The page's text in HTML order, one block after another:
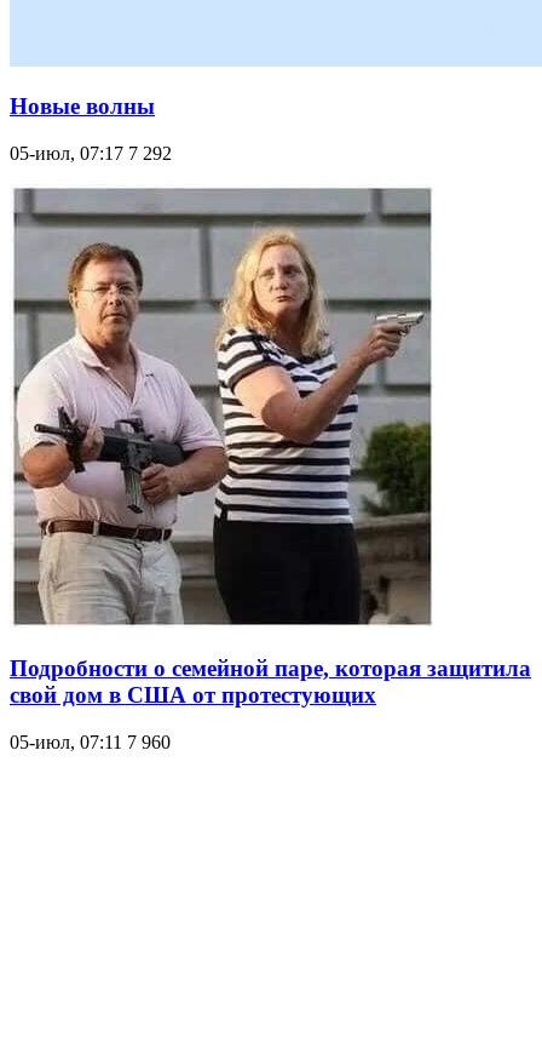
Новые волны
05-июл, 07:17 7 292
Подробности о семейной паре, которая защитила
свой дом в США от протестующих
05-июл, 07:11 7 960